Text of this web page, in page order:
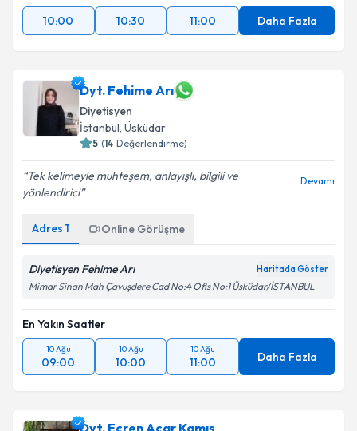
10:00
10:30 11:00 Daha Fazla
Dyt. Fehime Arı
Diyetisyen
İstanbul, Üsküdar
5 (14 Değerlendirme)
Tek kelimeyle muhteşem, anlayışlı, bilgili ve
yönlendirici
Devamı
Adres 1 Online Görüşme
Diyetisyen Fehime Arı Haritada Göster
Mimar Sinan Mah Çavuşdere Cad No:4 Ofis No:1 Üsküdar/İSTANBUL
En Yakın Saatler
10 Ağu
09:00
10 Ağu
10:00
10 Ağu
11:00 Daha Fazla
Dyt. Ecren Acar Kamış